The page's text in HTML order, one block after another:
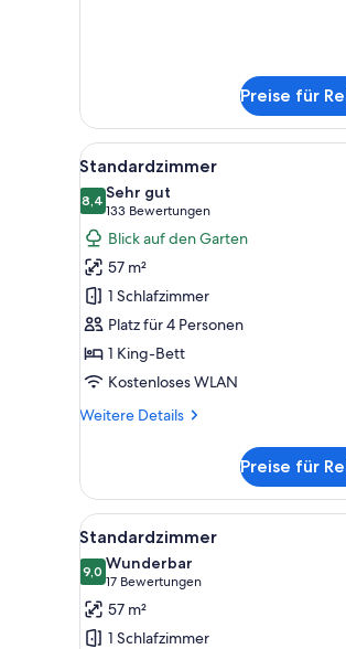
Suite
Rooftop)
Preise für
Alle
Fotos
für
Standardzimmer
anzeigen
Ein
5
Standardzimmer
8,48,4 von 10
Sehr gut
133 Bewertungen
(133
Bewertungen)
Blick auf den Garten
57 m²
1 Schlafzimmer
Platz für 4 Personen
1 King-Bett
Kostenloses WLAN
Weitere Details
Weitere
Preise für
Alle
Fotos
für
Standardzimmer
anzeigen
4
Standardzimmer
9,09,0 von 10
Wunderbar
17 Bewertungen
(17
Bewertungen)
57 m²
1 Schlafzimmer